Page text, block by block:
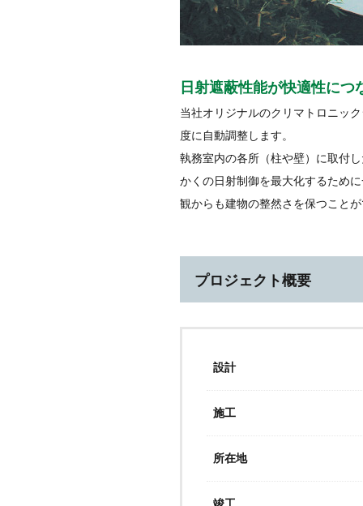
日射遮蔽性能が快適性につ
当社オリジナルのクリマトロニッ
度に自動調整します。
執務室内の各所（柱や壁）に取付
かくの日射制御を最大化するため
観からも建物の整然さを保つこと
プロジェクト概要
設計
施工
所在地